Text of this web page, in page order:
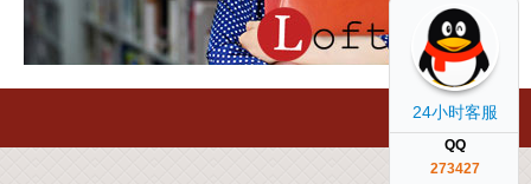
24小时客服
QQ
273427